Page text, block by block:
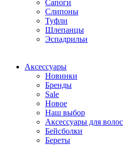
Сапоги
Слипоны
Туфли
Шлепанцы
Эспадрильи
Аксессуары
Новинки
Бренды
Sale
Новое
Наш выбор
Аксессуары для волос
Бейсболки
Береты